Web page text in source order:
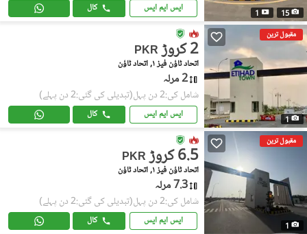
15
1 ایس ایم ایس کال
مقبول ترین
1
PKR 2 کروڑ
اتحاد ٹاؤن فیز ١, اتحاد ٹاؤن
2 مرلہ
شامل کی:2 دن پہل (تبدیلی کی گئی:2 دن پہلے)
ایس ایم ایس کال
مقبول ترین
1
PKR 6.5 کروڑ
اتحاد ٹاؤن فیز ١, اتحاد ٹاؤن
7.3 مرلہ
شامل کی:2 دن پہل (تبدیلی کی گئی:2 دن پہلے)
ایس ایم ایس کال